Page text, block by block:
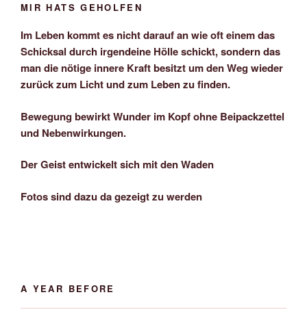
MIR HATS GEHOLFEN
Im Leben kommt es nicht darauf an wie oft einem das
Schicksal durch irgendeine Hölle schickt, sondern das
man die nötige innere Kraft besitzt um den Weg wieder
zurück zum Licht und zum Leben zu finden.
Bewegung bewirkt Wunder im Kopf ohne Beipackzettel
und Nebenwirkungen.
Der Geist entwickelt sich mit den Waden
Fotos sind dazu da gezeigt zu werden
A YEAR BEFORE